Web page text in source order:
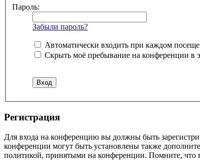
Пароль:
Забыли пароль?
Автоматически входить при каждом
Скрыть моё пребывание на конференции в
Регистрация
Для входа на конференцию вы должны быть
конференции могут быть установлены также
политикой, принятыми на конференции. Помните, что